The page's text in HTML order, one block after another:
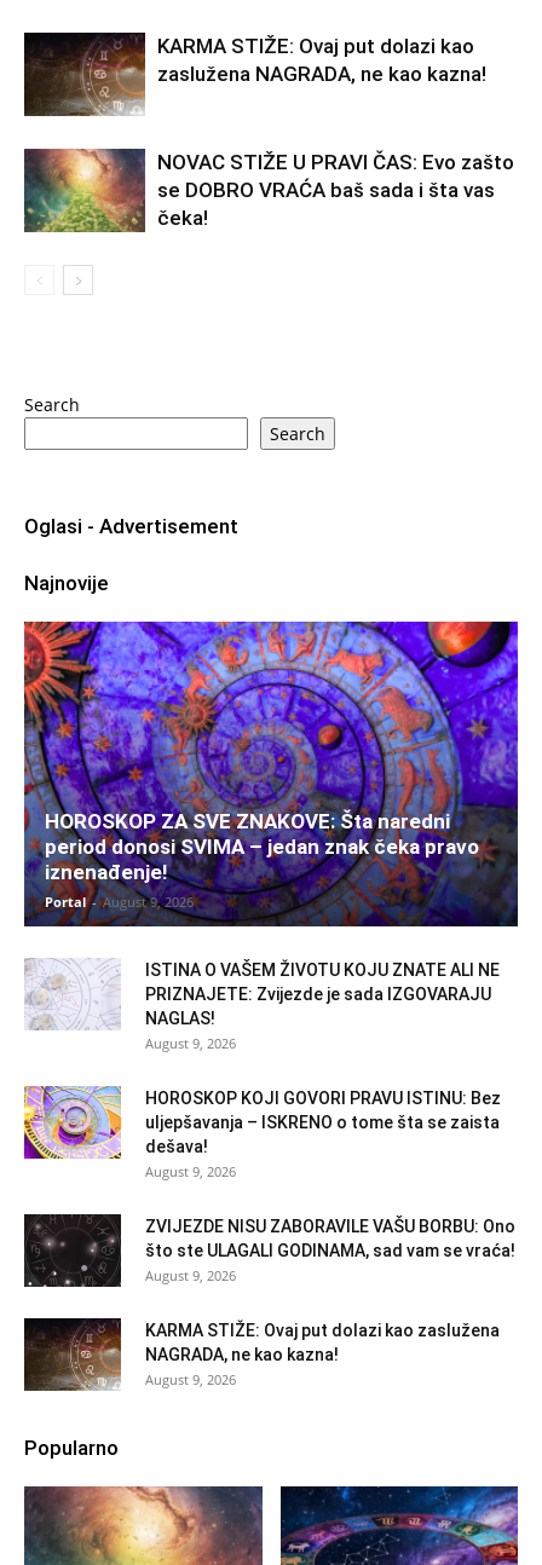
KARMA STIŽE: Ovaj put dolazi kao
zaslužena NAGRADA, ne kao kazna!
NOVAC STIŽE U PRAVI ČAS: Evo zašto
se DOBRO VRAĆA baš sada i šta vas
čeka!
Search
Search
Oglasi - Advertisement
Najnovije
HOROSKOP ZA SVE ZNAKOVE: Šta naredni
period donosi SVIMA – jedan znak čeka pravo
iznenađenje!
Portal - August 9, 2026
ISTINA O VAŠEM ŽIVOTU KOJU ZNATE ALI NE
PRIZNAJETE: Zvijezde je sada IZGOVARAJU
NAGLAS!
August 9, 2026
HOROSKOP KOJI GOVORI PRAVU ISTINU: Bez
uljepšavanja – ISKRENO o tome šta se zaista
dešava!
August 9, 2026
ZVIJEZDE NISU ZABORAVILE VAŠU BORBU: Ono
što ste ULAGALI GODINAMA, sad vam se vraća!
August 9, 2026
KARMA STIŽE: Ovaj put dolazi kao zaslužena
NAGRADA, ne kao kazna!
August 9, 2026
Popularno